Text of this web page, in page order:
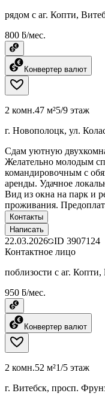
рядом с аг. Копти,
800 ƃ/мес.
Конвертер валют
2 комн.47 м²5/9 этаж
г. Новополоцк, ул.
Сдам уютную
Желательно молодым
командировочным с
аренды. Удачное
Вид из окна на парк и
проживания.
Контакты
Написать
22.03.2026 ID 3907124
Контактное лицо
поблизости с аг. Копти,
950 ƃ/мес.
Конвертер валют
2 комн.52 м²1/5 этаж
г. Витебск, просп.